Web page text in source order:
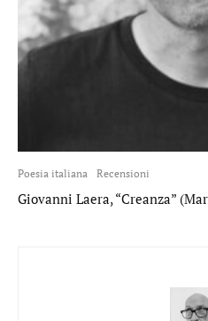
Poesia italiana Recensioni
Giovanni Laera, “Creanza”